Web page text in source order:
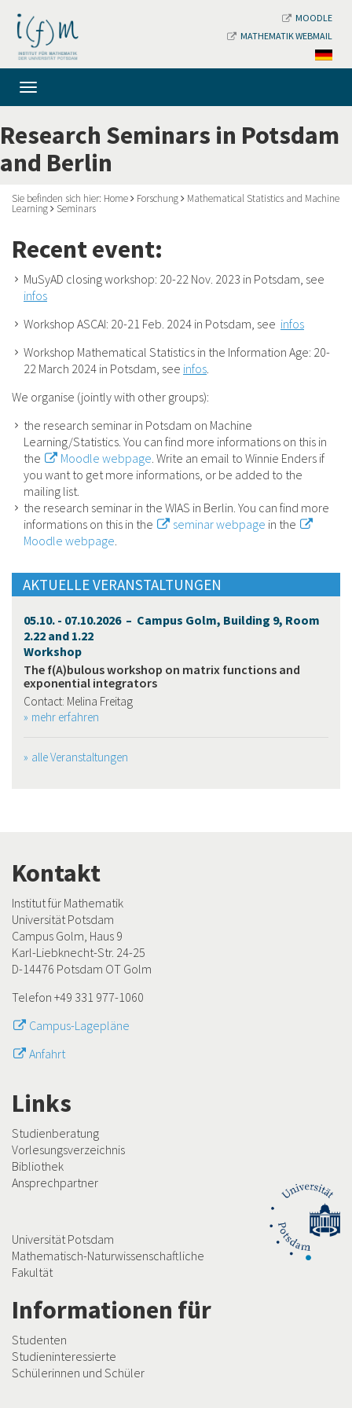
MOODLE
MATHEMATIK WEBMAIL
Research Seminars in Potsdam
and Berlin
Sie befinden sich hier: Home Forschung Mathematical Statistics and Machine
Learning Seminars
Recent event:
MuSyAD closing workshop: 20-22 Nov. 2023 in Potsdam, see
infos
Workshop ASCAI: 20-21 Feb. 2024 in Potsdam, see infos
Workshop Mathematical Statistics in the Information Age: 20-
22 March 2024 in Potsdam, see infos
We organise (jointly with other groups):
the research seminar in Potsdam on Machine
Learning/Statistics. You can find more informations on this in
the
Moodle webpage . Write an email to Winnie Enders if
you want to get more informations, or be added to the
mailing list.
the research seminar in the WIAS in Berlin. You can find more
informations on this in the
seminar webpage in the
Moodle webpage
AKTUELLE VERANSTALTUNGEN
05.10. - 07.10.2026 – Campus Golm, Building 9, Room
2.22 and 1.22
Workshop
The f(A)bulous workshop on matrix functions and
exponential integrators
Contact: Melina Freitag
mehr erfahren
alle Veranstaltungen
Kontakt
Institut für Mathematik
Universität Potsdam
Campus Golm, Haus 9
Karl-Liebknecht-Str. 24-25
D-14476 Potsdam OT Golm
Telefon +49 331 977-1060
Campus-Lagepläne
Anfahrt
Links
Studienberatung
Vorlesungsverzeichnis
Bibliothek
Ansprechpartner
Universität Potsdam
Mathematisch-Naturwissenschaftliche
Fakultät
Informationen für
Studenten
Studieninteressierte
Schülerinnen und Schüler